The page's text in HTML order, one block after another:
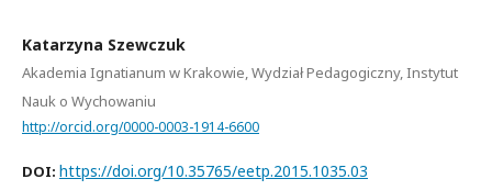
Katarzyna Szewczuk
Akademia Ignatianum w Krakowie, Wydział Pedagogiczny, Instytut
Nauk o Wychowaniu
http://orcid.org/0000-0003-1914-6600
DOI: https://doi.org/10.35765/eetp.2015.1035.03